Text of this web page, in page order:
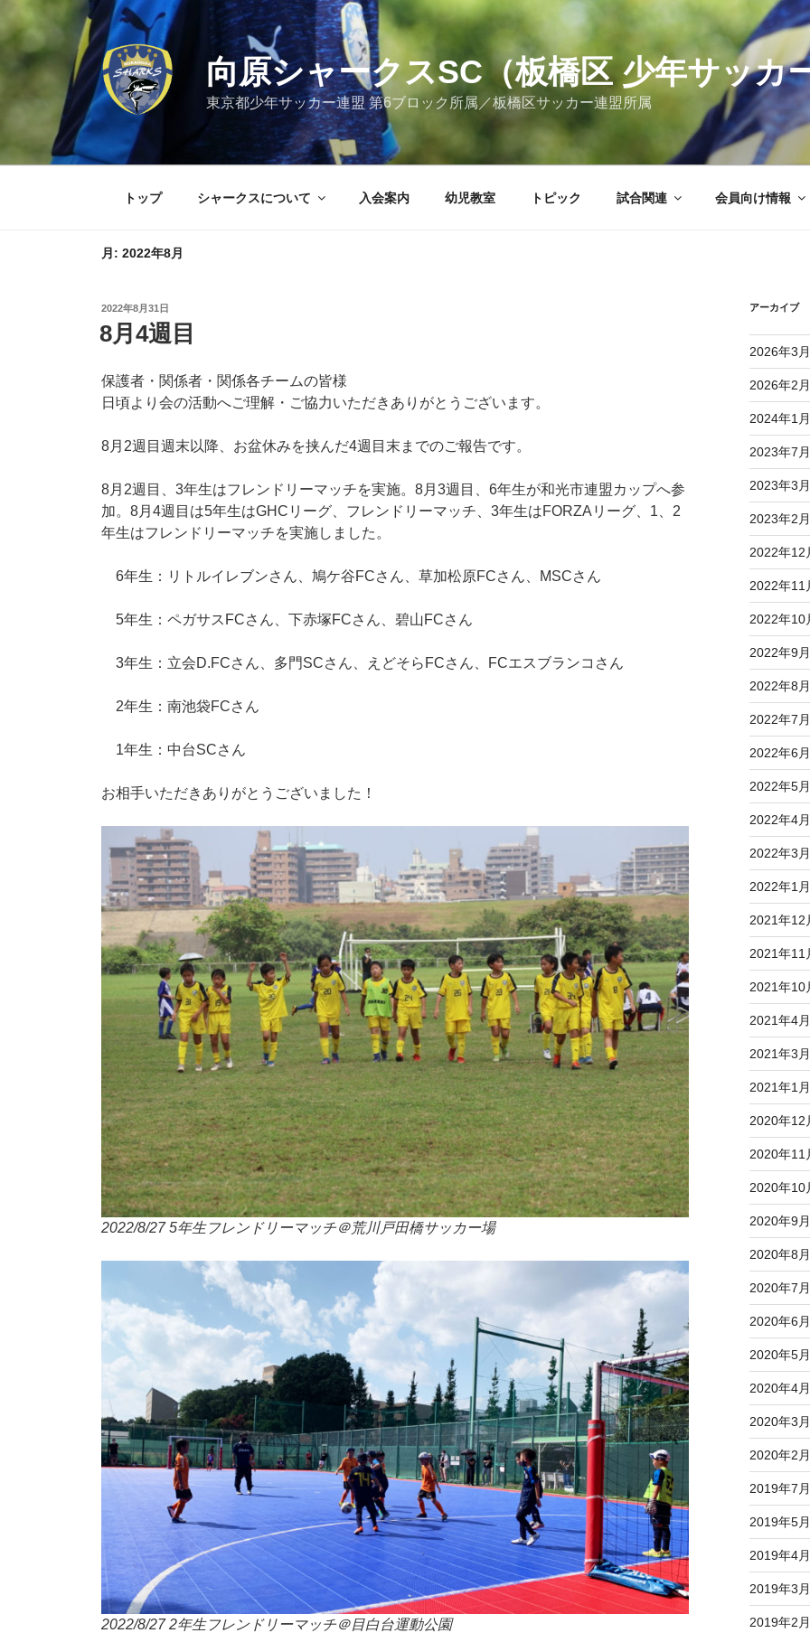
ン
キ
向原シャークスSC（板橋区 少年サッカ
東京都少年サッカー連盟 第6ブロック所属／板橋区サッカー連盟所属
トップ シャークスについて 入会案内 幼児教室 トピック 試合関連 会員向け情報
月: 2022年8月
投
日:
2022年8月31日
8月4週目
保護者・関係者・関係各チームの皆様
日頃より会の活動へご理解・ご協力いただきありがとうございます。
8月2週目週末以降、お盆休みを挟んだ4週目末までのご報告です。
8月2週目、3年生はフレンドリーマッチを実施。8月3週目、6年生が和光市連盟カップへ参
加。8月4週目は5年生はGHCリーグ、フレンドリーマッチ、3年生はFORZAリーグ、1、2
年生はフレンドリーマッチを実施しました。
6年生：リトルイレブンさん、鳩ケ谷FCさん、草加松原FCさん、MSCさん
5年生：ペガサスFCさん、下赤塚FCさん、碧山FCさん
3年生：立会D.FCさん、多門SCさん、えどそらFCさん、FCエスブランコさん
2年生：南池袋FCさん
1年生：中台SCさん
お相手いただきありがとうございました！
2022/8/27 5年生フレンドリーマッチ＠荒川戸田橋サッカー場
2022/8/27 2年生フレンドリーマッチ＠目白台運動公園
アーカイブ
2026年3月
2026年2月
2024年1月
2023年7月
2023年3月
2023年2月
2022年12
2022年11
2022年10
2022年9月
2022年8月
2022年7月
2022年6月
2022年5月
2022年4月
2022年3月
2022年1月
2021年12
2021年11
2021年10
2021年4月
2021年3月
2021年1月
2020年12
2020年11
2020年10
2020年9月
2020年8月
2020年7月
2020年6月
2020年5月
2020年4月
2020年3月
2020年2月
2019年7月
2019年5月
2019年4月
2019年3月
2019年2月